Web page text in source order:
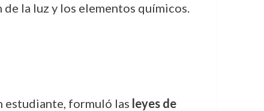
la luz y los elementos químicos.
estudiante, formuló las leyes de